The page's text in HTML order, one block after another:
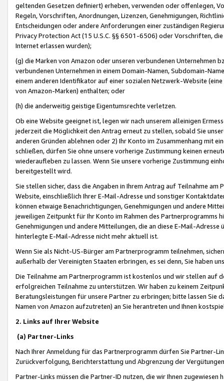
geltenden Gesetzen definiert) erheben, verwenden oder offenlegen,
Regeln, Vorschriften, Anordnungen, Lizenzen, Genehmigungen,
Entscheidungen oder andere Anforderungen einer zuständigen
Privacy Protection Act (15 U.S.C. §§ 6501-6506) oder Vorschriften,
Internet erlassen wurden);
(g) die Marken von Amazon oder unseren verbundenen Unternehmen
verbundenen Unternehmen in einem Domain-Namen, Subdomain-
einem anderen Identifikator auf einer sozialen Netzwerk-Website
von Amazon-Marken) enthalten; oder
(h) die anderweitig geistige Eigentumsrechte verletzen.
Ob eine Website geeignet ist, legen wir nach unserem alleinigen
jederzeit die Möglichkeit den Antrag erneut zu stellen, sobald Sie
anderen Gründen ablehnen oder 2) Ihr Konto im Zusammenhang mit
schließen, dürfen Sie ohne unsere vorherige Zustimmung keinen
wiederaufleben zu lassen. Wenn Sie unsere vorherige Zustimmung
bereitgestellt wird.
Sie stellen sicher, dass die Angaben in Ihrem Antrag auf Teilnahme
Website, einschließlich Ihrer E-Mail-Adresse und sonstiger
können etwaige Benachrichtigungen, Genehmigungen und andere
jeweiligen Zeitpunkt für Ihr Konto im Rahmen des Partnerprogramms
Genehmigungen und andere Mitteilungen, die an diese E-Mail-
hinterlegte E-Mail-Adresse nicht mehr aktuell ist.
Wenn Sie als Nicht-US-Bürger am Partnerprogramm teilnehmen,
außerhalb der Vereinigten Staaten erbringen, es sei denn, Sie haben
Die Teilnahme am Partnerprogramm ist kostenlos und wir stellen auf
erfolgreichen Teilnahme zu unterstützen. Wir haben zu keinem
Beratungsleistungen für unsere Partner zu erbringen; bitte lassen Sie
Namen von Amazon aufzutreten) an Sie herantreten und Ihnen
2. Links auf Ihrer Website
(a) Partner-Links
Nach Ihrer Anmeldung für das Partnerprogramm dürfen Sie Partner-
Zurückverfolgung, Berichterstattung und Abgrenzung der
Partner-Links müssen die Partner-ID nutzen, die wir Ihnen zugewiesen